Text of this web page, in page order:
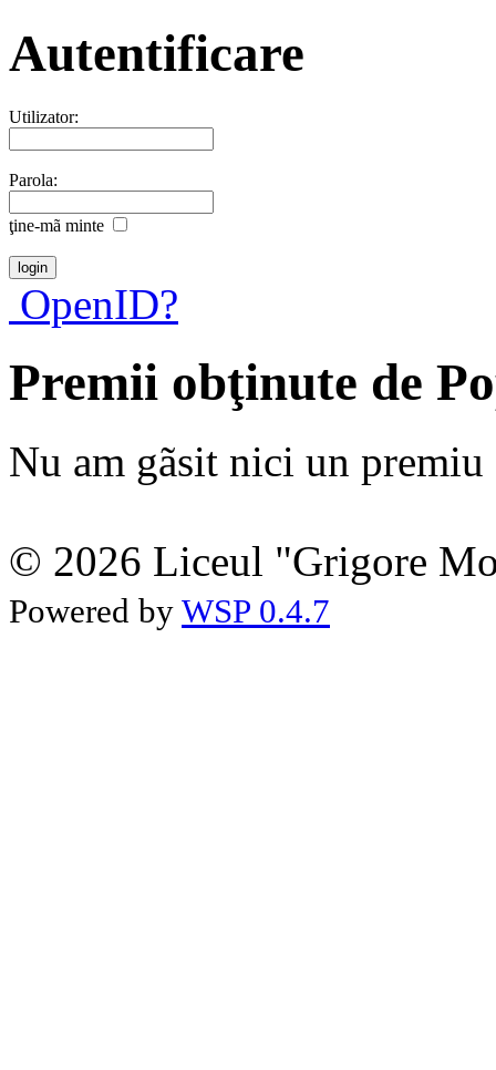
Autentificare
Utilizator:
Parola:
ţine-mã minte
OpenID?
Premii obţinute de
Nu am gãsit nici un premiu
© 2026 Liceul "Grigore
Powered by WSP 0.4.7